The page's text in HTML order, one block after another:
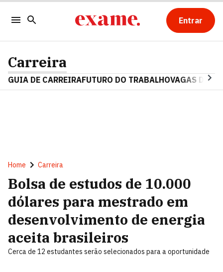
Entrar
Carreira
GUIA DE CARREIRAFUTURO DO TRABALHOVAGAS DE
Home Carreira
Bolsa de estudos de 10.000
dólares para mestrado em
desenvolvimento de energia
aceita brasileiros
Cerca de 12 estudantes serão selecionados para a oportunidade